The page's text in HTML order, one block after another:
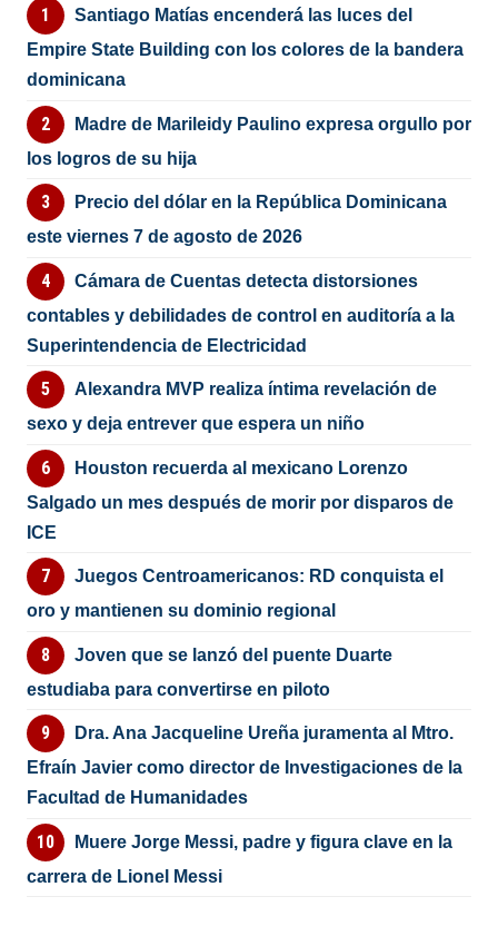
Santiago Matías encenderá las luces del
Empire State Building con los colores de la bandera
dominicana
Madre de Marileidy Paulino expresa orgullo por
los logros de su hija
Precio del dólar en la República Dominicana
este viernes 7 de agosto de 2026
Cámara de Cuentas detecta distorsiones
contables y debilidades de control en auditoría a la
Superintendencia de Electricidad
Alexandra MVP realiza íntima revelación de
sexo y deja entrever que espera un niño
Houston recuerda al mexicano Lorenzo
Salgado un mes después de morir por disparos de
ICE
Juegos Centroamericanos: RD conquista el
oro y mantienen su dominio regional
Joven que se lanzó del puente Duarte
estudiaba para convertirse en piloto
Dra. Ana Jacqueline Ureña juramenta al Mtro.
Efraín Javier como director de Investigaciones de la
Facultad de Humanidades
Muere Jorge Messi, padre y figura clave en la
carrera de Lionel Messi